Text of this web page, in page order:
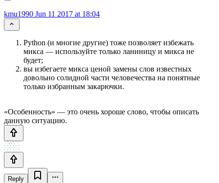
kmu1990 Jun 11 2017 at 18:04
Python (и многие другие) тоже позволяет избежать
микса — используйте только ланиницу и микса не
будет;
вы избегаете микса ценой замены слов известных
довольно солидной части человечества на понятные
только избранным закарючки.
«Особенность» — это очень хороше слово, чтобы описать
данную ситуацию.
Reply